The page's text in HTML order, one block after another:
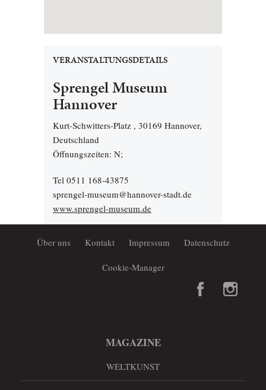
VERANSTALTUNGSDETAILS
Sprengel Museum
Hannover
Kurt-Schwitters-Platz , 30169 Hannover,
Deutschland
Öffnungszeiten: N;
Tel 0511 168-43875
sprengel-museum@hannover-stadt.de
www.sprengel-museum.de
Über uns Kontakt Impressum Datenschutz
Cookie-Manager
MAGAZINE
WELTKUNST